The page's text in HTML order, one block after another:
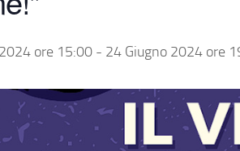
ore 15:00 - 24 Giugno 2024 ore